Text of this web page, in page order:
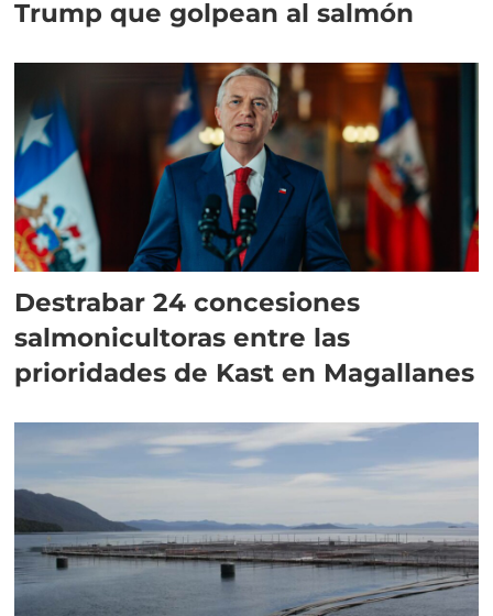
Trump que golpean al salmón
Destrabar 24 concesiones
salmonicultoras entre las
prioridades de Kast en Magallanes